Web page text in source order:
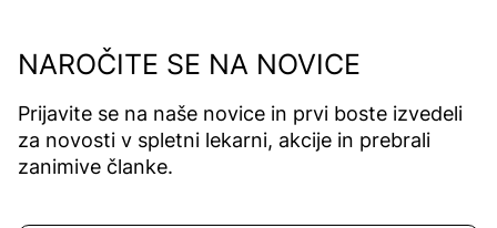
NAROČITE SE NA NOVICE
Prijavite se na naše novice in prvi boste izvedeli
za novosti v spletni lekarni, akcije in prebrali
zanimive članke.